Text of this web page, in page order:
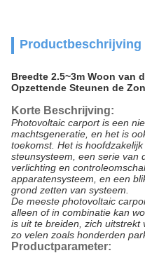
Productbeschrijving
Breedte 2.5~3m Woon van
Opzettende Steunen de
Korte Beschrijving:
Photovoltaic carport is een
machtsgeneratie, en het is
toekomst. Het is
steunsysteem, een serie van
verlichting en
apparatensysteem, en een
grond zetten van systeem.
De meeste photovoltaic
alleen of in combinatie kan
is uit te breiden, zich
zo velen zoals honderden
Productparameter: